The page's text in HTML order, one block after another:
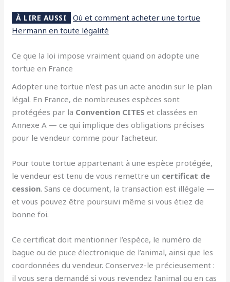
À LIRE AUSSI
Où et comment acheter une tortue
Hermann en toute légalité
Ce que la loi impose vraiment quand on adopte une
tortue en France
Adopter une tortue n’est pas un acte anodin sur le plan
légal. En France, de nombreuses espèces sont
protégées par la Convention CITES et classées en
Annexe A — ce qui implique des obligations précises
pour le vendeur comme pour l’acheteur.
Pour toute tortue appartenant à une espèce protégée,
le vendeur est tenu de vous remettre un certificat de
cession. Sans ce document, la transaction est illégale —
et vous pouvez être poursuivi même si vous étiez de
bonne foi.
Ce certificat doit mentionner l’espèce, le numéro de
bague ou de puce électronique de l’animal, ainsi que les
coordonnées du vendeur. Conservez-le précieusement :
il vous sera demandé si vous revendez l’animal ou en cas